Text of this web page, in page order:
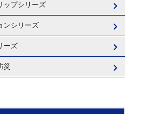
ップシリーズ
ンシリーズ
ーズ
災